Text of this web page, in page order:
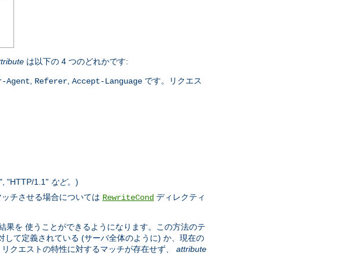
は以下の 4 つのどれかです:
Agent Referer Accept-Language です。リクエス
"HTTP/1.1" など。 )
チさせる場合については RewriteCond ディレクティ
果を 使うことができるようになります。この方法のテ
て定義されている (サーバ全体のように) か、現在の
クエストの特性に対するマッチが存在せず、 attribute